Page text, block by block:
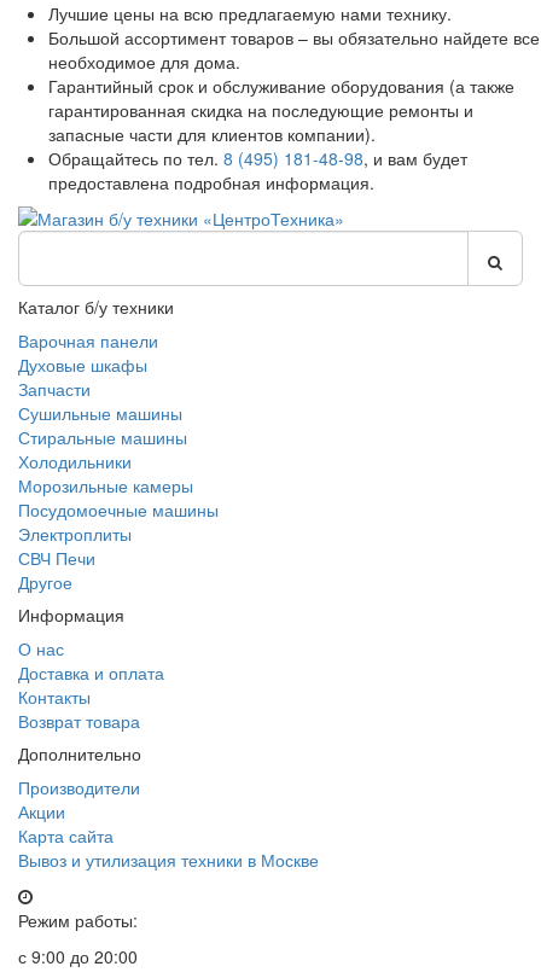
Лучшие цены на всю предлагаемую нами технику.
Большой ассортимент товаров – вы обязательно найдете все
необходимое для дома.
Гарантийный срок и обслуживание оборудования (а также
гарантированная скидка на последующие ремонты и
запасные части для клиентов компании).
Обращайтесь по тел. 8 (495) 181-48-98, и вам будет
предоставлена подробная информация.
Каталог б/у техники
Варочная панели
Духовые шкафы
Запчасти
Сушильные машины
Стиральные машины
Холодильники
Морозильные камеры
Посудомоечные машины
Электроплиты
СВЧ Печи
Другое
Информация
О нас
Доставка и оплата
Контакты
Возврат товара
Дополнительно
Производители
Акции
Карта сайта
Вывоз и утилизация техники в Москве
Режим работы:
с 9:00 до 20:00